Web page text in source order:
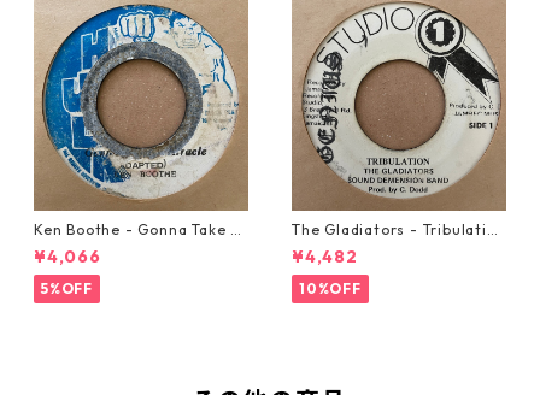
Ken Boothe - Gonna Take A
Miracle【7-21362】
¥4,066
5%OFF
The Gladiators - Tribulation
【7-21365】
¥4,482
10%OFF